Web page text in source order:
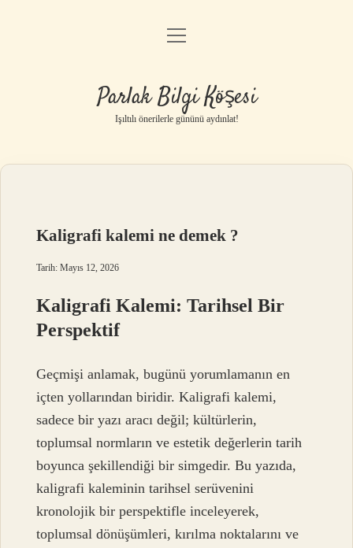
Anasayfa
Yasal Uyarı
menüyü
Parlak Bilgi Köşesi
Işıltılı önerilerle gününü aydınlat!
Kaligrafi kalemi ne demek ?
Tarih: Mayıs 12, 2026
Kaligrafi Kalemi: Tarihsel Bir
Perspektif
Geçmişi anlamak, bugünü yorumlamanın en
içten yollarından biridir. Kaligrafi kalemi,
sadece bir yazı aracı değil; kültürlerin,
toplumsal normların ve estetik değerlerin tarih
boyunca şekillendiği bir simgedir. Bu yazıda,
kaligrafi kaleminin tarihsel serüvenini
kronolojik bir perspektifle inceleyerek,
toplumsal dönüşümleri, kırılma noktalarını ve